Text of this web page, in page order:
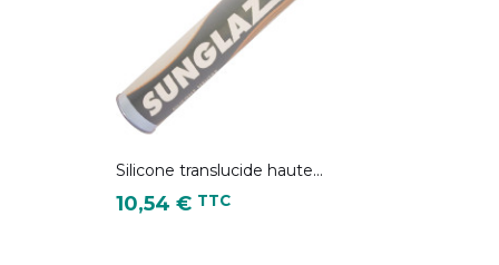
Silicone translucide haute...
Prix
10,54 € TTC